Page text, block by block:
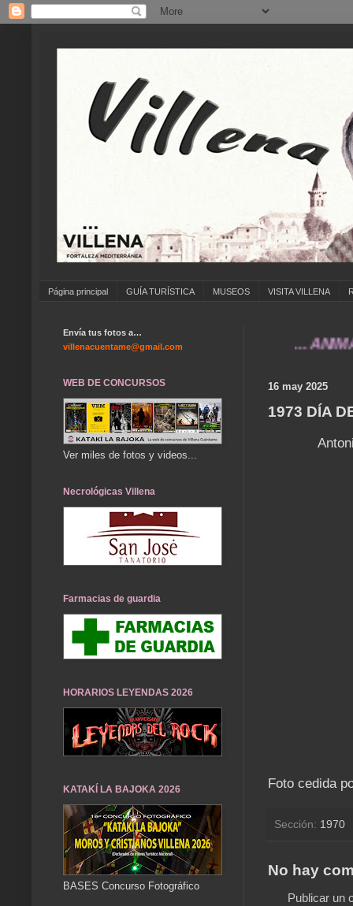
Página principal GUÍA TURÍSTICA MUSEOS VISITA VILLENA
... ANÍMATE A
16 may 2025
1973 DÍA
Foto cedida
Sección: 1970
No hay
Publicar un
Envía tus fotos a…
villenacuentame@gmail.com
WEB DE CONCURSOS
Ver miles de fotos y videos...
Necrológicas Villena
Farmacias de guardia
HORARIOS LEYENDAS 2026
KATAKÍ LA BAJOKA 2026
BASES Concurso Fotográfico